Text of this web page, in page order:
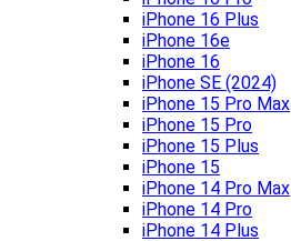
iPhone 16 Plus
iPhone 16e
iPhone 16
iPhone SE (2024)
iPhone 15 Pro Max
iPhone 15 Pro
iPhone 15 Plus
iPhone 15
iPhone 14 Pro Max
iPhone 14 Pro
iPhone 14 Plus